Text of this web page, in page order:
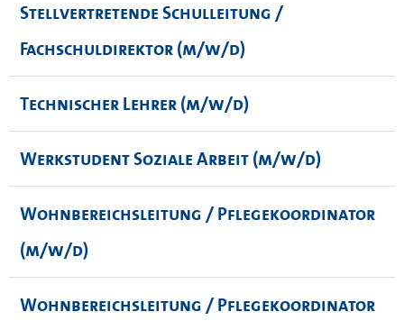
Stellvertretende Schulleitung /
Fachschuldirektor (m/w/d)
Technischer Lehrer (m/w/d)
Werkstudent Soziale Arbeit (m/w/d)
Wohnbereichsleitung / Pflegekoordinator
(m/w/d)
Wohnbereichsleitung / Pflegekoordinator